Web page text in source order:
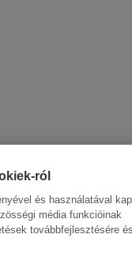
ról
és használatával
média funkcióinak
továbbfejlesztésére